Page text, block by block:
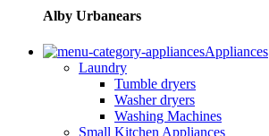
Alby Urbanears
Appliances
Laundry
Tumble dryers
Washer dryers
Washing Machines
Small Kitchen Appliances